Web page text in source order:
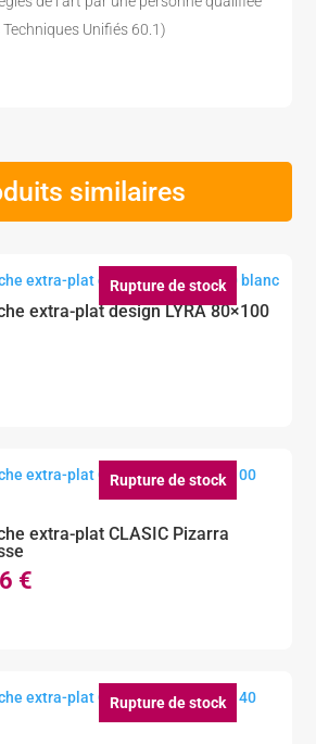
Unifiés 60.1)
similaires
Rupture de stock
extra-plat design LYRA 80×100
Rupture de stock
extra-plat CLASIC Pizarra
€
192,96 €.
Rupture de stock